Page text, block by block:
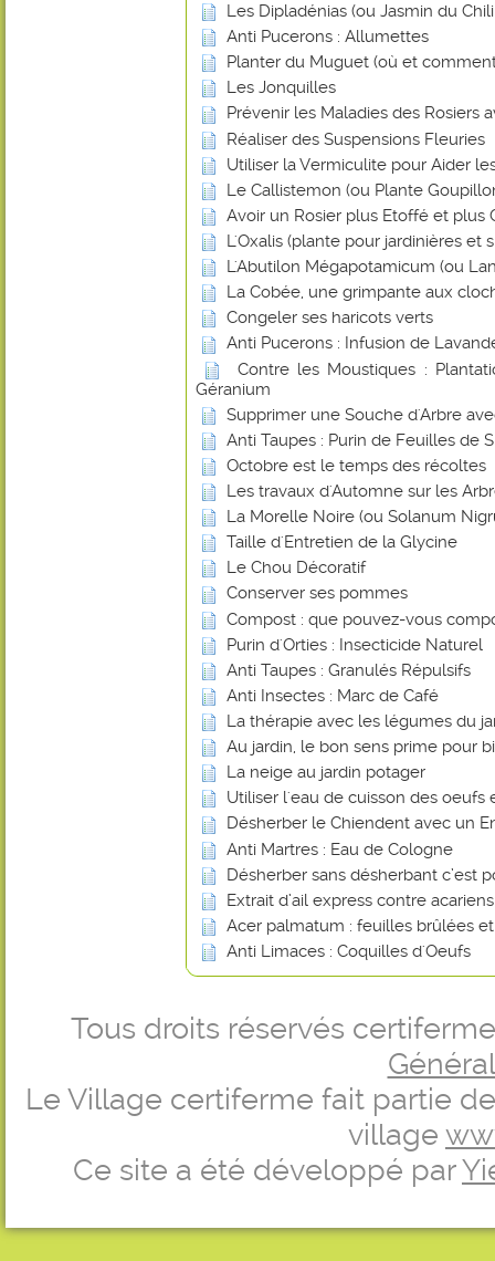
Les Dipladénias (ou Jasmin du
Anti Pucerons : Allumettes
Planter du Muguet (où et
Les Jonquilles
Prévenir les Maladies des Rosiers
Réaliser des Suspensions Fleuries
Utiliser la Vermiculite pour Aider
Le Callistemon (ou Plante
Avoir un Rosier plus Etoffé et plus
L'Oxalis (plante pour jardinières et
L'Abutilon Mégapotamicum (ou
La Cobée, une grimpante aux
Congeler ses haricots verts
Anti Pucerons : Infusion de
Contre les Moustiques :
Géranium
Supprimer une Souche d'Arbre
Anti Taupes : Purin de Feuilles de
Octobre est le temps des récoltes
Les travaux d'Automne sur les
La Morelle Noire (ou Solanum
Taille d'Entretien de la Glycine
Le Chou Décoratif
Conserver ses pommes
Compost : que pouvez-vous
Purin d'Orties : Insecticide Naturel
Anti Taupes : Granulés Répulsifs
Anti Insectes : Marc de Café
La thérapie avec les légumes du
Au jardin, le bon sens prime pour
La neige au jardin potager
Utiliser l'eau de cuisson des oeufs
Désherber le Chiendent avec un
Anti Martres : Eau de Cologne
Désherber sans désherbant c’est
Extrait d’ail express contre
Acer palmatum : feuilles brûlées
Anti Limaces : Coquilles d'Oeufs
Tous droits réservés
Le Village certiferme fait partie
village
Ce site a été développé par